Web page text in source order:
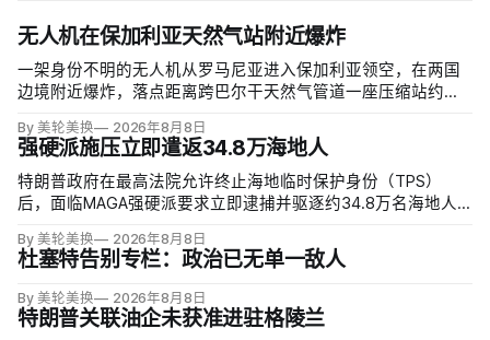
无人机在保加利亚天然气站附近爆炸
一架身份不明的无人机从罗马尼亚进入保加利亚领空，在两国
边境附近爆炸，落点距离跨巴尔干天然气管道一座压缩站约
夫说，罗马尼亚边防警察听到无人机噪音，保方巡逻队听到巨
响，但两国防空系统均未发现目标。
By 美轮美换 2026年8月8日
强硬派施压立即遣返34.8万海地人
特朗普政府在最高法院允许终止海地临时保护身份（TPS）
后，面临MAGA强硬派要求立即逮捕并驱逐约34.8万名海地人
至少50名海地人被叫到移民办公室并佩戴脚踝监控器，但突袭
尚未出现。
By 美轮美换 2026年8月8日
杜塞特告别专栏：政治已无单一敌人
By 美轮美换 2026年8月8日
特朗普关联油企未获准进驻格陵兰